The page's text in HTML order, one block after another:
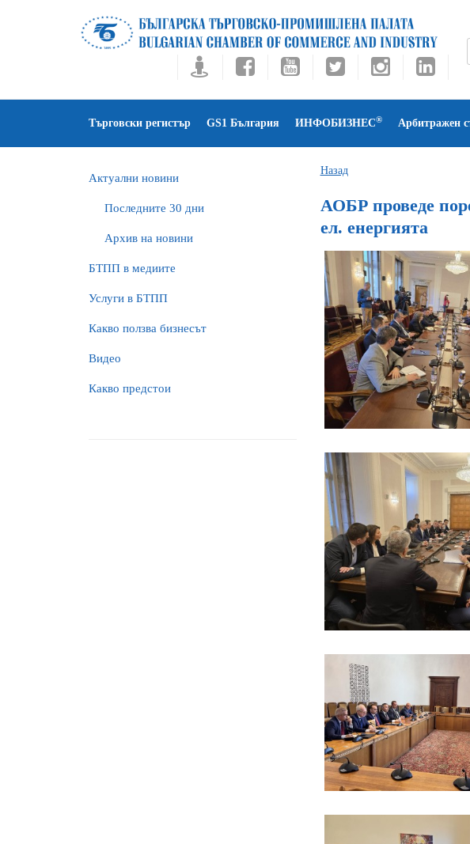
Търговски регистър GS1 България ИНФОБИЗНЕС® Арбитражен
Актуални новини
Последните 30 дни
Архив на новини
БTПП в медиите
Услуги в БТПП
Какво ползва бизнесът
Видео
Какво предстои
Назад
АОБР проведе
ел. енергията